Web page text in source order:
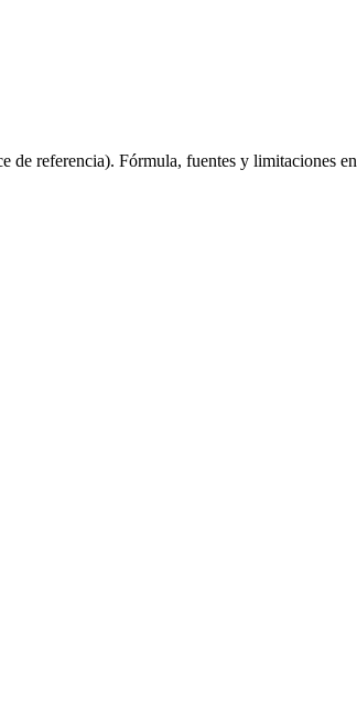
de referencia). Fórmula, fuentes y limitaciones en